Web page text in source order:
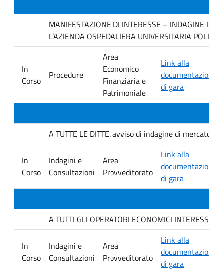
MANIFESTAZIONE DI INTERESSE – INDAGINE DI
L’AZIENDA OSPEDALIERA UNIVERSITARIA
In
Corso
Procedure
Area
Economico
Finanziaria e
Patrimoniale
Link alla
documentazione
di gara
A TUTTE LE DITTE. avviso di indagine di mercato
In
Corso
Indagini e
Consultazioni
Area
Provveditorato
Link alla
documentazione
di gara
A TUTTI GLI OPERATORI ECONOMICI
In
Corso
Indagini e
Consultazioni
Area
Provveditorato
Link alla
documentazione
di gara